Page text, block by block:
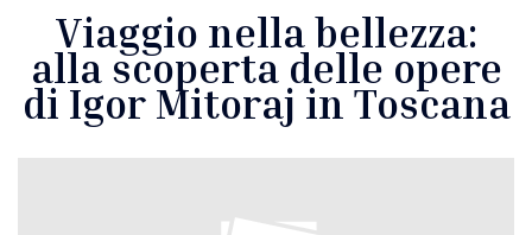
Viaggio nella bellezza:
alla scoperta delle opere
di Igor Mitoraj in Toscana